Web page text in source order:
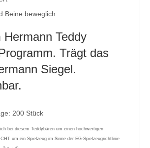
Beine beweglich
Hermann Teddy
Trägt das
Siegel.
200 Stück
bei diesem Teddybären um einen hochwertigen
um ein Spielzeug im Sinne der EG-Spielzeugrichtlinie